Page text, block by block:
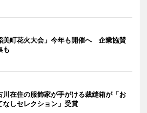
美町花火大会」今年も開催へ 企業協賛
も
川在住の服飾家が手がける裁縫箱が「お
なしセレクション」受賞